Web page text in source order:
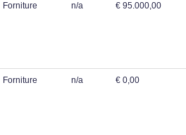
Forniture n/a € 95.000,00
Forniture n/a € 0,00